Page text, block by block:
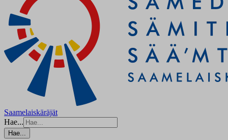
Saamelaiskäräjät
Hae...
Hae...